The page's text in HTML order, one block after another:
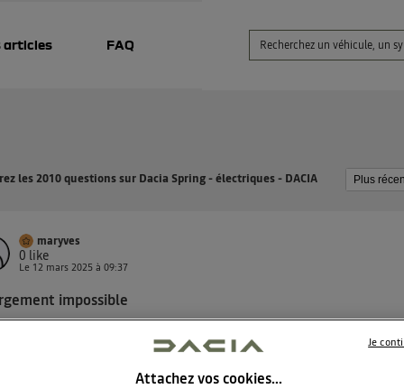
articles FAQ
les 2010 questions sur Dacia Spring - électriques - DACIA
maryves
0 like
Le 12 mars 2025 à09:37
impossible
ou deux, on peut relancer autant de fois qu'on veut c'est
Attachez vos cookies…
Je